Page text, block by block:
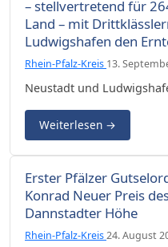
– stellvertretend für
Land – mit
Ludwigshafen den
Rhein-Pfalz-Kreis 13.
Neustadt und
Weiterlesen →
Erster Pfälzer
Konrad Neuer Preis
Dannstadter Höhe
Rhein-Pfalz-Kreis24. August